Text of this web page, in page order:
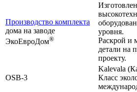
Производство комплекта
дома на заводе
ЭкоЕвроДом®
уровня.
Раскрой и
детали на
проекту.
OSB-3
Kalevala
Класс